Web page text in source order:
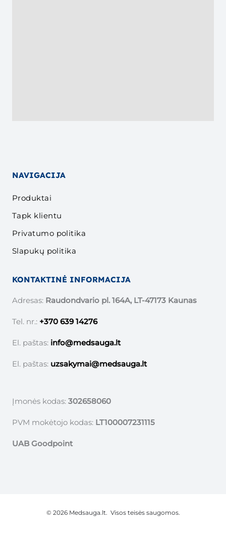
NAVIGACIJA
Produktai
Tapk klientu
Privatumo politika
Slapukų politika
KONTAKTINĖ INFORMACIJA
Adresas: Raudondvario pl. 164A, LT-47173 Kaunas
Tel. nr.: +370 639 14276
El. paštas: info@medsauga.lt
El. paštas: uzsakymai@medsauga.lt
Įmonės kodas: 302658060
PVM mokėtojo kodas: LT100007231115
UAB Goodpoint
© 2026 Medsauga.lt. Visos teisės saugomos.